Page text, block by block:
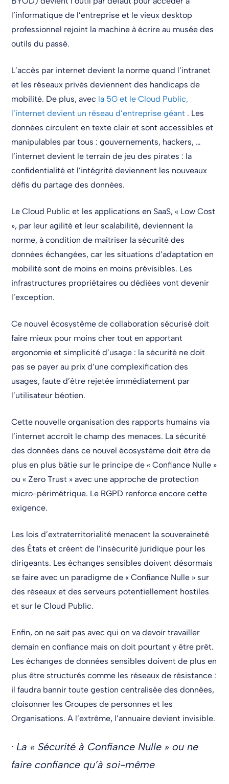
l’informatique de l’entreprise et le vieux desktop
professionnel rejoint la machine à écrire au musée des
outils du passé.
L’accès par internet devient la norme quand l’intranet
et les réseaux privés deviennent des handicaps de
mobilité. De plus, avec la 5G et le Cloud Public,
l’internet devient un réseau d’entreprise géant . Les
données circulent en texte clair et sont accessibles et
manipulables par tous : gouvernements, hackers, …
l’internet devient le terrain de jeu des pirates : la
confidentialité et l’intégrité deviennent les nouveaux
défis du partage des données.
Le Cloud Public et les applications en SaaS, « Low Cost
», par leur agilité et leur scalabilité, deviennent la
norme, à condition de maîtriser la sécurité des
données échangées, car les situations d’adaptation en
mobilité sont de moins en moins prévisibles. Les
infrastructures propriétaires ou dédiées vont devenir
l’exception.
Ce nouvel écosystème de collaboration sécurisé doit
faire mieux pour moins cher tout en apportant
ergonomie et simplicité d’usage : la sécurité ne doit
pas se payer au prix d’une complexification des
usages, faute d’être rejetée immédiatement par
l’utilisateur béotien.
Cette nouvelle organisation des rapports humains via
l’internet accroît le champ des menaces. La sécurité
des données dans ce nouvel écosystème doit être de
plus en plus bâtie sur le principe de « Confiance Nulle »
ou « Zero Trust » avec une approche de protection
micro-périmétrique. Le RGPD renforce encore cette
exigence.
Les lois d’extraterritorialité menacent la souveraineté
des États et créent de l’insécurité juridique pour les
dirigeants. Les échanges sensibles doivent désormais
se faire avec un paradigme de « Confiance Nulle » sur
des réseaux et des serveurs potentiellement hostiles
et sur le Cloud Public.
Enfin, on ne sait pas avec qui on va devoir travailler
demain en confiance mais on doit pourtant y être prêt.
Les échanges de données sensibles doivent de plus en
plus être structurés comme les réseaux de résistance :
il faudra bannir toute gestion centralisée des données,
cloisonner les Groupes de personnes et les
Organisations. A l’extrême, l’annuaire devient invisible.
·La « Sécurité à Confiance Nulle » ou ne
faire confiance qu’à soi-même